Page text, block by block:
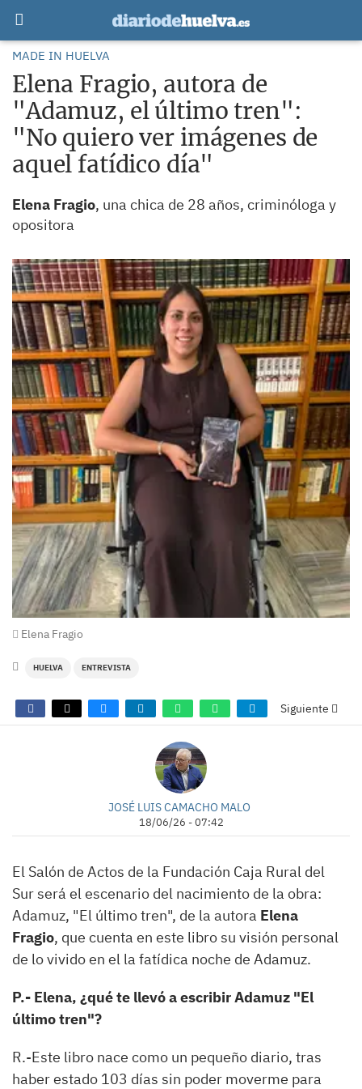
MADE IN HUELVA
Elena Fragio, autora de
"Adamuz, el último tren":
"No quiero ver imágenes de
aquel fatídico día"
Elena Fragio, una chica de 28 años, criminóloga y
opositora
Elena Fragio
HUELVA ENTREVISTA
Siguiente
JOSÉ LUIS CAMACHO MALO
18/06/26 - 07:42
El Salón de Actos de la Fundación Caja Rural del
Sur será el escenario del nacimiento de la obra:
Adamuz, "El último tren", de la autora Elena
Fragio, que cuenta en este libro su visión personal
de lo vivido en el la fatídica noche de Adamuz.
P.- Elena, ¿qué te llevó a escribir Adamuz "El
último tren"?
R.-Este libro nace como un pequeño diario, tras
haber estado 103 días sin poder moverme para